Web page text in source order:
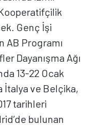
Genç İşi
AB Programı
Dayanışma Ağı
13-22 Ocak
İtalya ve Belçika,
tarihleri
bulunan